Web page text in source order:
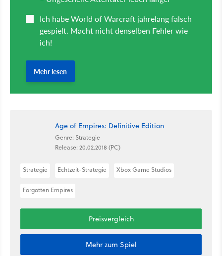
Age of Empires: Definitive Edition
Genre: Strategie
Release: 20.02.2018 (PC)
Strategie Echtzeit-Strategie Xbox Game Studios
Forgotten Empires
Preisvergleich
Mehr zum Spiel